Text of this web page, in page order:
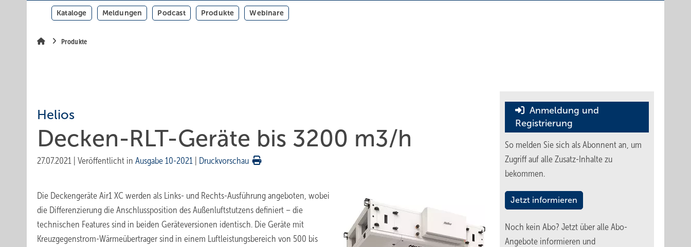
Kataloge Meldungen Podcast Produkte Webinare
Produkte
Helios
Decken-RLT-Geräte bis 3200 m3/h
27.07.2021 Veröffentlicht in Ausgabe 10-2021 Druckvorschau
Die Deckengeräte Air1 XC werden als Links- und Rechts-Ausführung angeboten, wobei
die Differenzierung die Anschlussposition des Außenluftstutzens definiert – die
technischen Features sind in beiden Geräteversionen identisch. Die Geräte mit
Kreuzgegenstrom-Wärmeübertrager sind in einem Luftleistungsbereich von 500 bis
Anmeldung und
Registrierung
So melden Sie sich als Abonnent an, um
Zugriff auf alle Zusatz-Inhalte zu
bekommen.
Jetzt informieren
Noch kein Abo? Jetzt über alle Abo-
Angebote informieren und